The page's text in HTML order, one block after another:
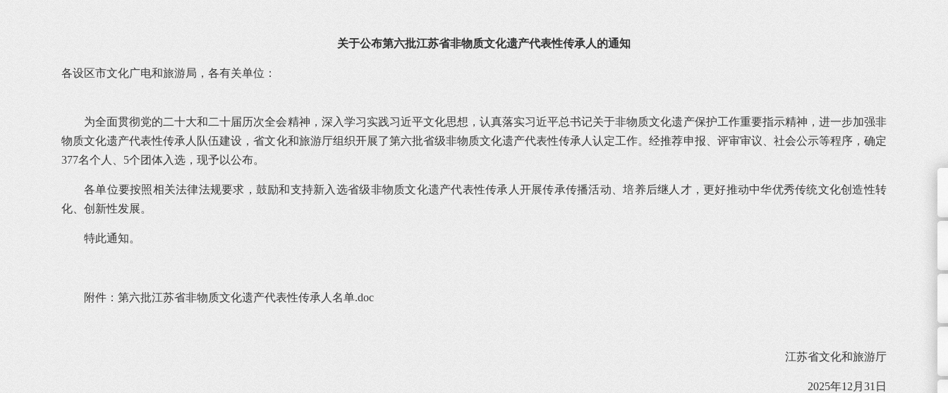
关于公布第六批江苏省非物质文化遗产代表性传承人的通知
各设区市文化广电和旅游局，各有关单位：
为全面贯彻党的二十大和二十届历次全会精神，深入学习实践习近平文化思想，认真落实习近平总书记关于非物质文化遗产保护工作重要指示精神，进一步加强非
物质文化遗产代表性传承人队伍建设，省文化和旅游厅组织开展了第六批省级非物质文化遗产代表性传承人认定工作。经推荐申报、评审审议、社会公示等程序，确定
377名个人、5个团体入选，现予以公布。
各单位要按照相关法律法规要求，鼓励和支持新入选省级非物质文化遗产代表性传承人开展传承传播活动、培养后继人才，更好推动中华优秀传统文化创造性转
化、创新性发展。
特此通知。
附件：第六批江苏省非物质文化遗产代表性传承人名单.doc
江苏省文化和旅游厅
2025年12月31日